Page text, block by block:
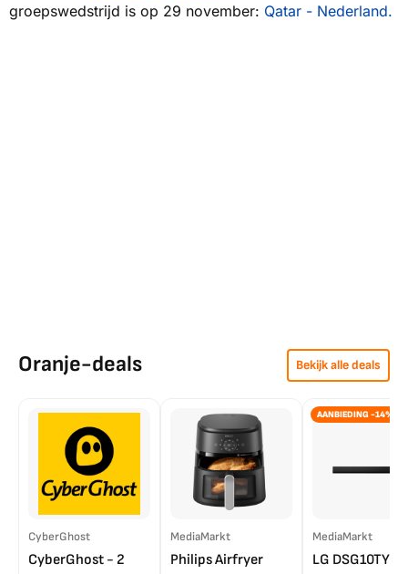
groepswedstrijd is op 29 november: Qatar - Nederland.
Oranje-deals Bekijk alle deals
CyberGhost
CyberGhost - 2
MediaMarkt
Philips Airfryer
AANBIEDING -14%
MediaMarkt
LG DSG10TY